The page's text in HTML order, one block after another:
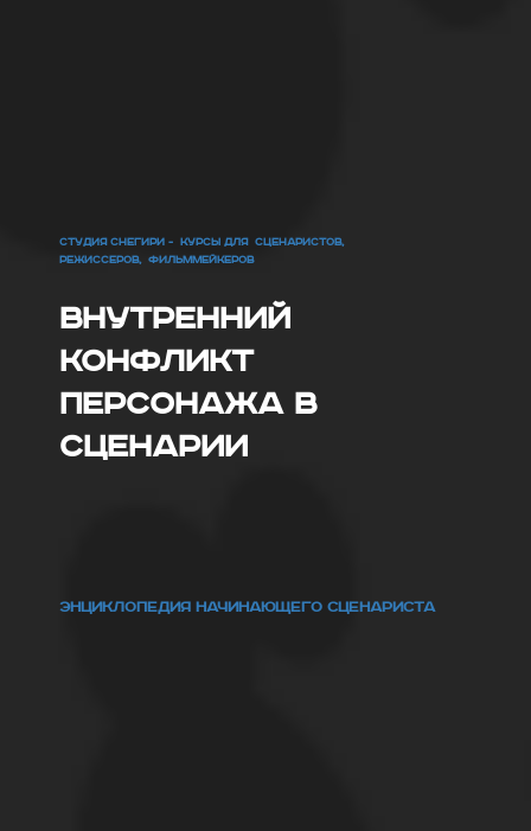
СТУДИЯ СНЕГИРИ - КУРСЫ ДЛЯ СЦЕНАРИСТОВ,
РЕЖИССЕРОВ, ФИЛЬММЕЙКЕРОВ
Внутренний
конфликт
персонажа в
сценарии
ЭНЦИКЛОПЕДИЯ НАЧИНАЮЩЕГО СЦЕНАРИСТА